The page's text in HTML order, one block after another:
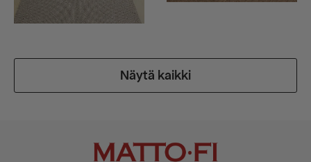
Näytä kaikki